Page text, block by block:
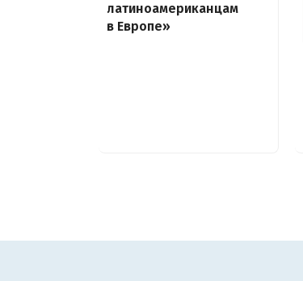
латиноамериканцам
в Европе»